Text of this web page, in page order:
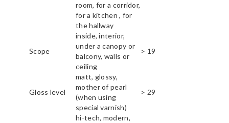
room, for a corridor,
for a kitchen , for
the hallway
Scope
inside, interior,
under a canopy or
balcony, walls or
ceiling
> 19
Gloss level
matt, glossy,
mother of pearl
(when using
special varnish)
> 29
hi-tech, modern,